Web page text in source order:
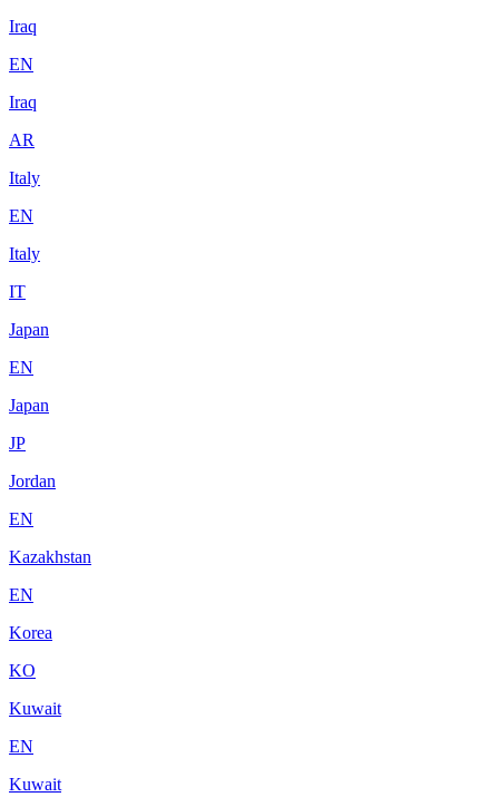
Iraq
EN
Iraq
AR
Italy
EN
Italy
IT
Japan
EN
Japan
JP
Jordan
EN
Kazakhstan
EN
Korea
KO
Kuwait
EN
Kuwait